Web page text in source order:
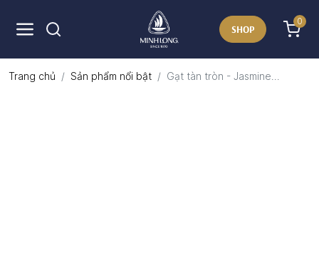
SHOP
0
Trang chủ Sản phẩm nổi bật Gạt tàn tròn - Jasmine...